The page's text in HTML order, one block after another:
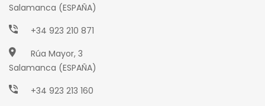
Salamanca (ESPAÑA)
+34 923 210 871
Rúa Mayor, 3
Salamanca (ESPAÑA)
+34 923 213 160